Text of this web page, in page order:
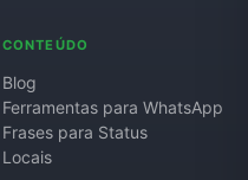
CONTEÚDO
Blog
Ferramentas para WhatsApp
Frases para Status
Locais